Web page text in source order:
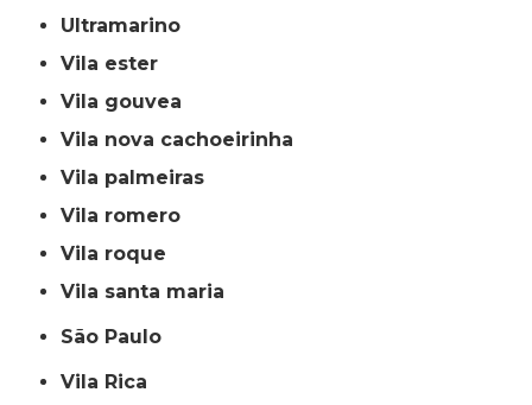
ultramarino
vila ester
vila gouvea
vila nova cachoeirinha
vila palmeiras
vila romero
vila roque
vila santa maria
São Paulo
Vila Rica